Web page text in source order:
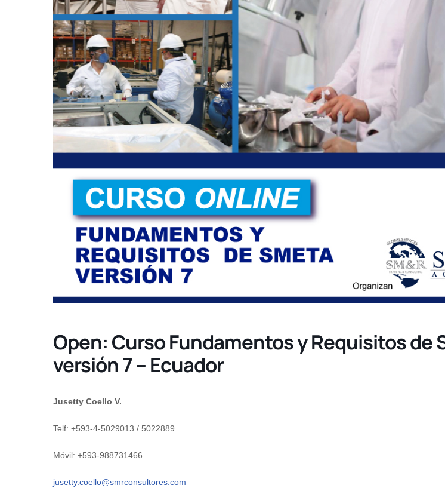
Open: Curso Fundamentos y Requisitos de
versión 7 – Ecuador
Jusetty Coello V.
Telf: +593-4-5029013 / 5022889
Móvil: +593-988731466
jusetty.coello@smrconsultores.com